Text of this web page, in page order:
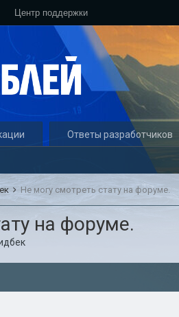
Центр поддержки
Ответы разработчиков
Не могу смотреть стату на форуме.
на форуме.